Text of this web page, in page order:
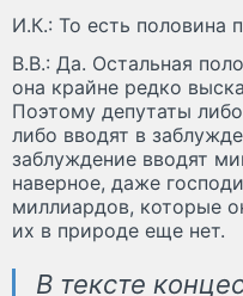
И.К.: То есть половина
В.В.: Да. Остальная
она крайне редко
Поэтому депутаты
либо вводят в
заблуждение вводят
наверное, даже
миллиардов, которые
их в природе еще нет.
В тексте